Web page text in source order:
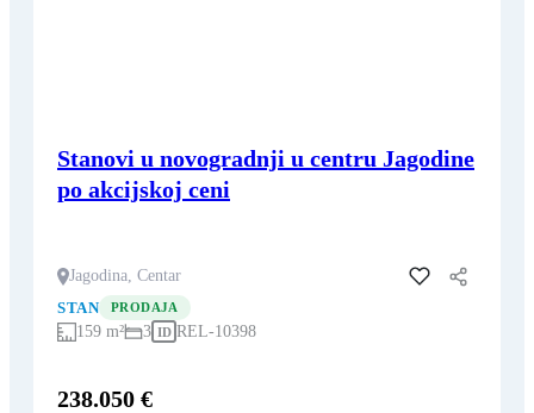
Stanovi u novogradnji u centru Jagodine
po akcijskoj ceni
Jagodina, Centar
Dodaj u favorite
STAN
PRODAJA
159 m² 3 ID REL-10398
238.050 €